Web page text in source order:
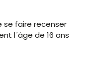
se faire recenser
l´âge de 16 ans